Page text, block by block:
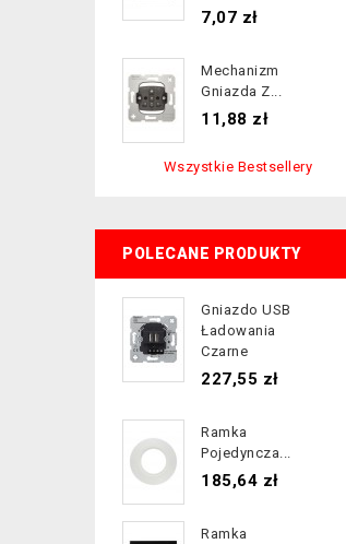
Cena
7,07 zł
Mechanizm
Gniazda Z...
Cena
11,88 zł
Wszystkie Bestsellery
POLECANE PRODUKTY
Gniazdo USB
Ładowania
Czarne
Cena
227,55 zł
Ramka
Pojedyncza...
Cena
185,64 zł
Ramka